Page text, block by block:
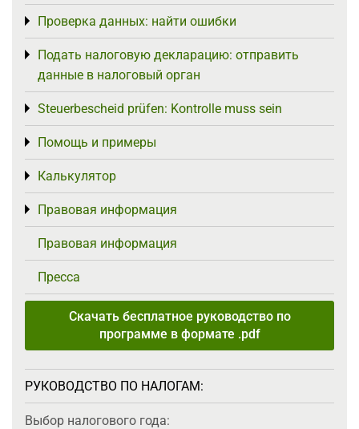
Проверка данных: найти ошибки
Toggle menu
Подать налоговую декларацию: отправить
данные в налоговый орган
Toggle menu
Steuerbescheid prüfen: Kontrolle muss sein
Toggle menu
Помощь и примеры
Toggle menu
Калькулятор
Toggle menu
Правовая информация
Toggle menu
Правовая информация
Пресса
Скачать бесплатное руководство по
программе в формате .pdf
РУКОВОДСТВО ПО НАЛОГАМ:
Выбор налогового года: